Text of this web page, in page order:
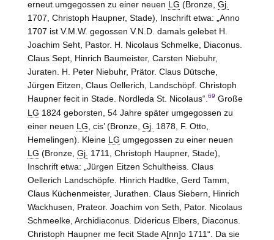
erneut umgegossen zu einer neuen LG (Bronze, Gj.
1707, Christoph Haupner, Stade), Inschrift etwa: „Anno
1707 ist V.M.W. gegossen V.N.D. damals gelebet H.
Joachim Seht, Pastor. H. Nicolaus Schmelke, Diaconus.
Claus Sept, Hinrich Baumeister, Carsten Niebuhr,
Juraten. H. Peter Niebuhr, Prätor. Claus Dütsche,
Jürgen Eitzen, Claus Oellerich, Landschöpf. Christoph
Haupner fecit in Stade. Nordleda St. Nicolaus“.69 Große
LG 1824 geborsten, 54 Jahre später umgegossen zu
einer neuen LG, cis’ (Bronze, Gj. 1878, F. Otto,
Hemelingen). Kleine LG umgegossen zu einer neuen
LG (Bronze, Gj. 1711, Christoph Haupner, Stade),
Inschrift etwa: „Jürgen Eitzen Schultheiss. Claus
Oellerich Landschöpfe. Hinrich Hadtke, Gerd Tamm,
Claus Küchenmeister, Jurathen. Claus Siebern, Hinrich
Wackhusen, Prateor. Joachim von Seth, Pator. Nicolaus
Schmeelke, Archidiaconus. Didericus Elbers, Diaconus.
Christoph Haupner me fecit Stade A[nn]o 1711“. Da sie